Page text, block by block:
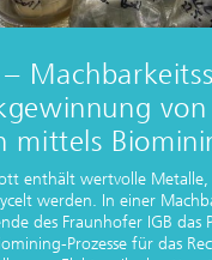
−
von
mittels
enthält wertvolle
werden. In einer
des Fraunhofer IGB das
Prozesse für das